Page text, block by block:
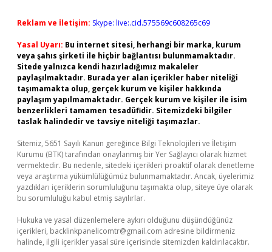
Reklam ve İletişim: Skype: live:.cid.575569c608265c69
Yasal Uyarı: Bu internet sitesi, herhangi bir marka, kurum
veya şahıs şirketi ile hiçbir bağlantısı bulunmamaktadır.
Sitede yalnızca kendi hazırladığımız makaleler
paylaşılmaktadır. Burada yer alan içerikler haber niteliği
taşımamakta olup, gerçek kurum ve kişiler hakkında
paylaşım yapılmamaktadır. Gerçek kurum ve kişiler ile isim
benzerlikleri tamamen tesadüfidir. Sitemizdeki bilgiler
taslak halindedir ve tavsiye niteliği taşımazlar.
Sitemiz, 5651 Sayılı Kanun gereğince Bilgi Teknolojileri ve İletişim
Kurumu (BTK) tarafından onaylanmış bir Yer Sağlayıcı olarak hizmet
vermektedir. Bu nedenle, sitedeki içerikleri proaktif olarak denetleme
veya araştırma yükümlülüğümüz bulunmamaktadır. Ancak, üyelerimiz
yazdıkları içeriklerin sorumluluğunu taşımakta olup, siteye üye olarak
bu sorumluluğu kabul etmiş sayılırlar.
Hukuka ve yasal düzenlemelere aykırı olduğunu düşündüğünüz
içerikleri, backlinkpanelicomtr@gmail.com adresine bildirmeniz
halinde, ilgili içerikler yasal süre içerisinde sitemizden kaldırılacaktır.